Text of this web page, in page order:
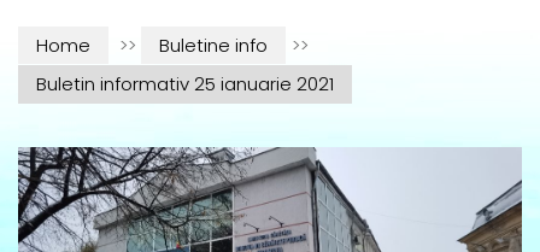
Home >> Buletine info
>>
Buletin informativ 25 ianuarie 2021